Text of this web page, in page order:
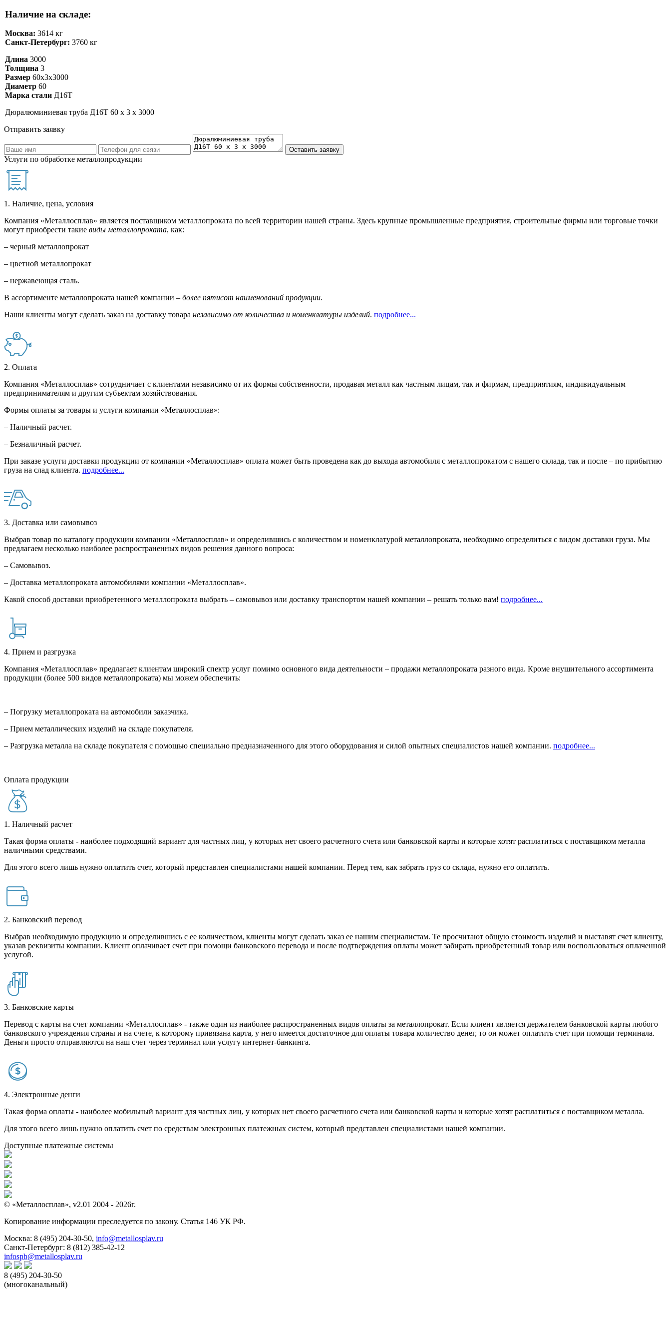
Наличие на складе:
Москва: 3614 кг
Санкт-Петербург: 3760 кг
Длина 3000
Толщина 3
Размер 60х3х3000
Диаметр 60
Марка стали Д16Т
Дюралюминиевая труба Д16Т 60 х 3 х 3000
Отправить заявку
Услуги по обработке металлопродукции
1. Наличие, цена, условия
Компания «Металлосплав» является поставщиком металлопроката по всей территории нашей страны. Здесь крупные промышленные предприятия, строительные фирмы или торговые точки
могут приобрести такие виды металлопроката, как:
– черный металлопрокат
– цветной металлопрокат
– нержавеющая сталь.
В ассортименте металлопроката нашей компании – более пятисот наименований продукции.
Наши клиенты могут сделать заказ на доставку товара независимо от количества и номенклатуры изделий. подробнее...
2. Оплата
Компания «Металлосплав» сотрудничает с клиентами независимо от их формы собственности, продавая металл как частным лицам, так и фирмам, предприятиям, индивидуальным
предпринимателям и другим субъектам хозяйствования.
Формы оплаты за товары и услуги компании «Металлосплав»:
– Наличный расчет.
– Безналичный расчет.
При заказе услуги доставки продукции от компании «Металлосплав» оплата может быть проведена как до выхода автомобиля с металлопрокатом с нашего склада, так и после – по прибытию
груза на слад клиента. подробнее...
3. Доставка или самовывоз
Выбрав товар по каталогу продукции компании «Металлосплав» и определившись с количеством и номенклатурой металлопроката, необходимо определиться с видом доставки груза. Мы
предлагаем несколько наиболее распространенных видов решения данного вопроса:
– Самовывоз.
– Доставка металлопроката автомобилями компании «Металлосплав».
Какой способ доставки приобретенного металлопроката выбрать – самовывоз или доставку транспортом нашей компании – решать только вам! подробнее...
4. Прием и разгрузка
Компания «Металлосплав» предлагает клиентам широкий спектр услуг помимо основного вида деятельности – продажи металлопроката разного вида. Кроме внушительного ассортимента
продукции (более 500 видов металлопроката) мы можем обеспечить:
– Погрузку металлопроката на автомобили заказчика.
– Прием металлических изделий на складе покупателя.
– Разгрузка металла на складе покупателя с помощью специально предназначенного для этого оборудования и силой опытных специалистов нашей компании. подробнее...
Оплата продукции
1. Наличный расчет
Такая форма оплаты - наиболее подходящий вариант для частных лиц, у которых нет своего расчетного счета или банковской карты и которые хотят расплатиться с поставщиком металла
наличными средствами.
Для этого всего лишь нужно оплатить счет, который представлен специалистами нашей компании. Перед тем, как забрать груз со склада, нужно его оплатить.
2. Банковский перевод
Выбрав необходимую продукцию и определившись с ее количеством, клиенты могут сделать заказ ее нашим специалистам. Те просчитают общую стоимость изделий и выставят счет клиенту,
указав реквизиты компании. Клиент оплачивает счет при помощи банковского перевода и после подтверждения оплаты может забирать приобретенный товар или воспользоваться оплаченной
услугой.
3. Банковские карты
Перевод с карты на счет компании «Металлосплав» - также один из наиболее распространенных видов оплаты за металлопрокат. Если клиент является держателем банковской карты любого
банковского учреждения страны и на счете, к которому привязана карта, у него имеется достаточное для оплаты товара количество денег, то он может оплатить счет при помощи терминала.
Деньги просто отправляются на наш счет через терминал или услугу интернет-банкинга.
4. Электронные денги
Такая форма оплаты - наиболее мобильный вариант для частных лиц, у которых нет своего расчетного счета или банковской карты и которые хотят расплатиться с поставщиком металла.
Для этого всего лишь нужно оплатить счет по средствам электронных платежных систем, который представлен специалистами нашей компании.
Доступные платежные системы
© «Металлосплав», v2.01 2004 - 2026г.
Копирование информации преследуется по закону. Статья 146 УК РФ.
Москва: 8 (495) 204-30-50, info@metallosplav.ru
Санкт-Петербург: 8 (812) 385-42-12
infospb@metallosplav.ru
8 (495) 204-30-50
(многоканальный)